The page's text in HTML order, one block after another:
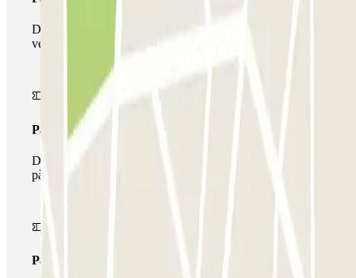
Durant la teva estada podràs entrar i sortir una única
vegada al pàrquing
Passi multipàrquing
Durant la teva estada podràs fer ús de tota la xarxa de
pàrquings d'aquest operador disponibles a Parclick.
Passi il·limitat